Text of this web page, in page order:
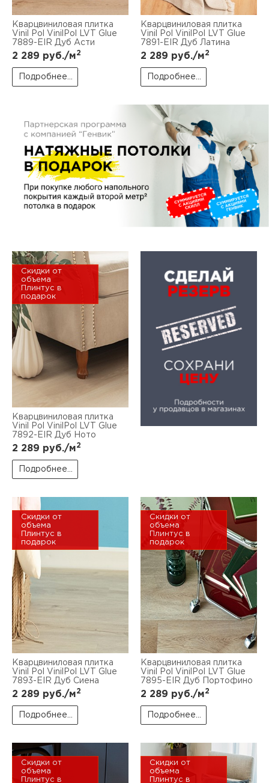
Кварцвиниловая плитка
Vinil Pol VinilPol LVT Glue
7889-EIR Дуб Асти
2 289 руб./м2
Подробнее...
Кварцвиниловая плитка
Vinil Pol VinilPol LVT Glue
7891-EIR Дуб Латина
2 289 руб./м2
Подробнее...
Скидки от
объема
Плинтус в
подарок
Кварцвиниловая плитка
Vinil Pol VinilPol LVT Glue
7892-EIR Дуб Ното
2 289 руб./м2
Подробнее...
Скидки от
объема
Плинтус в
подарок
Кварцвиниловая плитка
Vinil Pol VinilPol LVT Glue
7893-EIR Дуб Сиена
2 289 руб./м2
Подробнее...
Скидки от
объема
Плинтус в
подарок
Кварцвиниловая плитка
Vinil Pol VinilPol LVT Glue
7895-EIR Дуб Портофино
2 289 руб./м2
Подробнее...
Скидки от
объема
Плинтус в
Скидки от
объема
Плинтус в